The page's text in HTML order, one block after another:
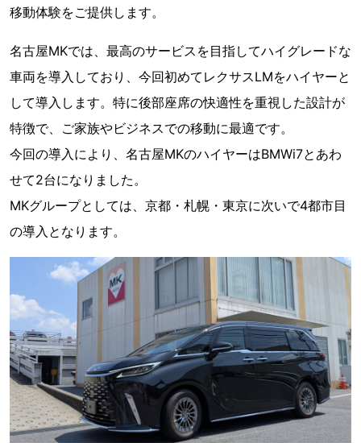
移動体験をご提供します。
名古屋MKでは、最高のサービスを目指してハイグレードな
車両を導入しており、今回初めてレクサスLMをハイヤーと
して導入します。特に後部座席の快適性を重視した設計が
特徴で、ご家族やビジネスでの移動に最適です。
今回の導入により、名古屋MKのハイヤーはBMWi7とあわ
せて2台になりました。
MKグループとしては、京都・札幌・東京に次いで4都市目
の導入となります。